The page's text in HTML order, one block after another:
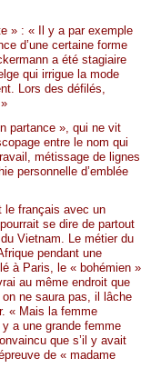
» : « Il y a par exemple
d’une certaine forme
a été stagiaire
qui irrigue la mode
Lors des défilés,
partance », qui ne vit
entre le nom qui
métissage de lignes
personnelle d’emblée
le français avec un
se dire de partout
Vietnam. Le métier du
pendant une
à Paris, le « bohémien »
au même endroit que
on ne saura pas, il lâche
« Mais la femme
a une grande femme
que s’il y avait
de « madame